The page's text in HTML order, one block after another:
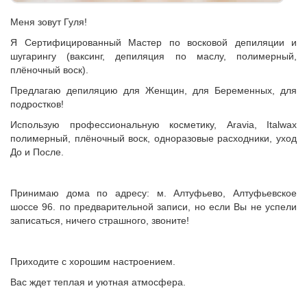
Меня зовут Гуля!
Я Сертифицированный Мастер по восковой депиляции и
шугарингу (ваксинг, депиляция по маслу, полимерный,
плёночный воск).
Предлагаю депиляцию для Женщин, для Беременных, для
подростков!
Использую профессиональную косметику, Aravia, Italwax
полимерный, плёночный воск, одноразовые расходники, уход
До и После.
Принимаю дома по адресу: м. Алтуфьево, Алтуфьевское
шоссе 96. по предварительной записи, но если Вы не успели
записаться, ничего страшного, звоните!
Приходите с хорошим настроением.
Вас ждет теплая и уютная атмосфера.